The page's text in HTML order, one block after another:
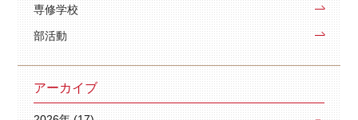
専修学校
部活動
アーカイブ